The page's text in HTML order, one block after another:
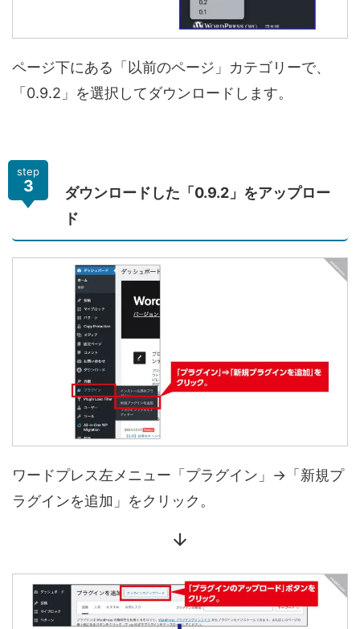
ページ下にある「以前のページ」カテゴリーで、
「0.9.2」を選択してダウンロードします。
step
3
ダウンロードした「0.9.2」をアップロー
ド
ワードプレス左メニュー「プラグイン」→「新規プ
ラグインを追加」をクリック。
arrow_downward